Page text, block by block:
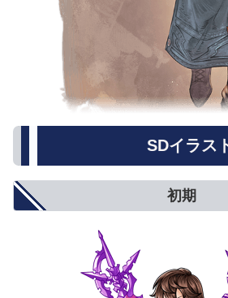
SDイラス
初期